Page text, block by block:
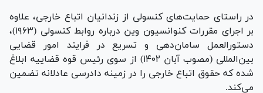
در راستای حمایت‌های کنسولی از زندانیان اتباع خارجی، علاوه
بر اجرای مقررات کنوانسیون وین درباره روابط کنسولی (۱۹۶۳)،
دستورالعمل سامان‌دهی و تسریع در فرایند امور قضایی
بین‌المللی (مصوب آبان ۱۴۰۲) از سوی رئیس قوه قضاییه ابلاغ
شده که حقوق اتباع خارجی را در زمینه دادرسی عادلانه تضمین
می‌کند.